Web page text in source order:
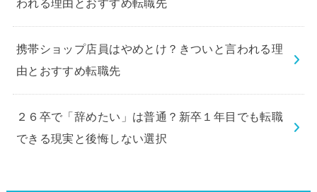
われる理由とおすすめ転職先
携帯ショップ店員はやめとけ？きついと言われる理
由とおすすめ転職先
２６卒で「辞めたい」は普通？新卒１年目でも転職
できる現実と後悔しない選択